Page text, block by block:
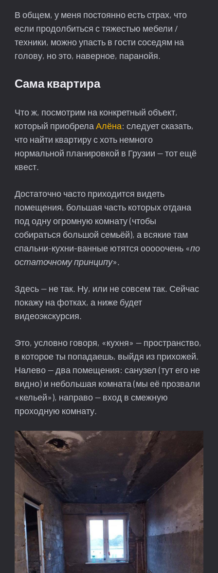
В общем, у меня постоянно есть страх, что
если продолбиться с тяжестью мебели /
техники, можно упасть в гости соседям на
голову, но это, наверное, паранойя.
Сама квартира
Что ж, посмотрим на конкретный объект,
который приобрела Алёна: следует сказать,
что найти квартиру с хоть немного
нормальной планировкой в Грузии — тот ещё
квест.
Достаточно часто приходится видеть
помещения, большая часть которых отдана
под одну огромную комнату (чтобы
собираться большой семьёй), а всякие там
спальни-кухни-ванные ютятся ооооочень «по
остаточному принципу».
Здесь — не так. Ну, или не совсем так. Сейчас
покажу на фотках, а ниже будет
видеоэкскурсия.
Это, условно говоря, «кухня» — пространство,
в которое ты попадаешь, выйдя из прихожей.
Налево — два помещения: санузел (тут его не
видно) и небольшая комната (мы её прозвали
«кельей»), направо — вход в смежную
проходную комнату.